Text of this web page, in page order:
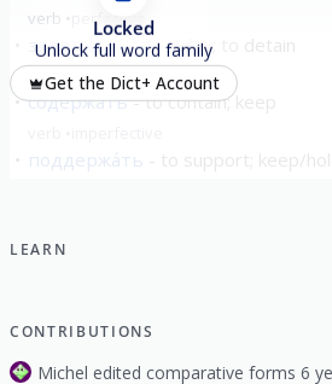
verb perfective
задержа́ть to delay; to detain
verb perfective
содержа́ть to contain; keep
поддержа́ть
show all
Locked
Unlock full word family
Get the Dict+ Account
LEARN
CONTRIBUTIONS
Michel edited comparative forms 6